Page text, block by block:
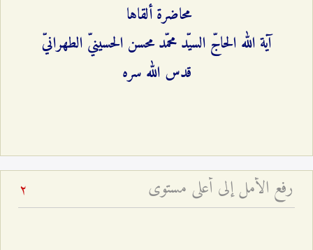
محاضرة ألقاها
آية الله الحاجّ السيّد محمّد محسن الحسينيّ الطهرانيّ
قدس الله سره
رفع الأمل إلى أعلى مستوى 2